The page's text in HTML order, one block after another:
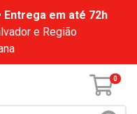
Entrega em até 72h
e Região
0